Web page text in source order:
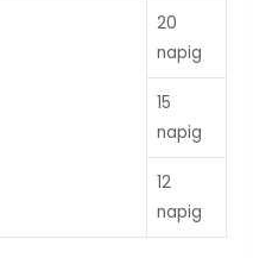
20
napig
15
napig
12
napig